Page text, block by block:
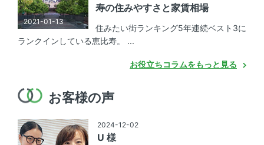
2021-01-13
寿の住みやすさと家賃相場
住みたい街ランキング5年連続ベスト3に
ランクインしている恵比寿。 ...
お役立ちコラムをもっと見る
お客様の声
2024-12-02
U 様